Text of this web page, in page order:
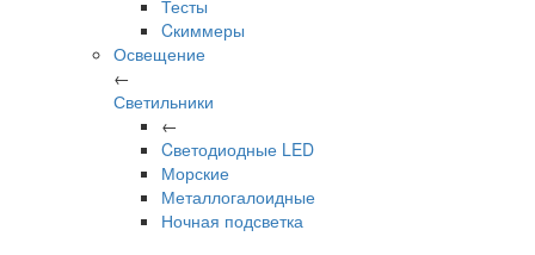
Тесты
Cкиммеры
Освещение
←
Светильники
←
Cветодиодные LED
Морские
Металлогалоидные
Ночная подсветка